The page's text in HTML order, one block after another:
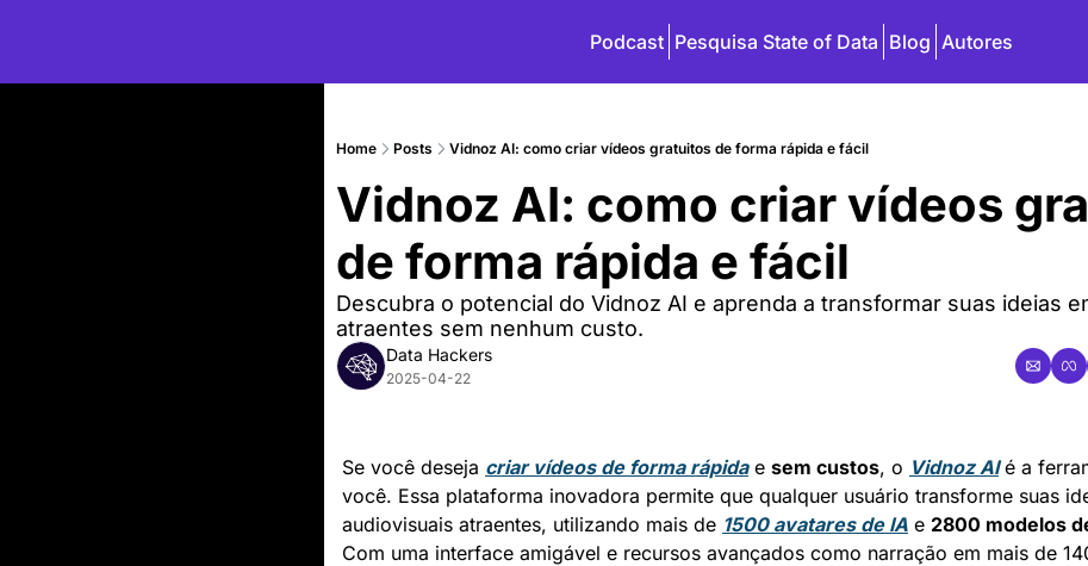
Podcast Pesquisa State of Data Blog Autores
Home Posts Vidnoz AI: como criar vídeos gratuitos de forma rápida e fácil
Vidnoz AI: como criar vídeos
de forma rápida e fácil
Descubra o potencial do Vidnoz AI e aprenda a transformar suas ideias
atraentes sem nenhum custo.
Data Hackers
2025-04-22
Se você deseja criar vídeos de forma rápida e sem custos, o Vidnoz AI é a
você. Essa plataforma inovadora permite que qualquer usuário transforme suas
audiovisuais atraentes, utilizando mais de 1500 avatares de IA e 2800 modelos
Com uma interface amigável e recursos avançados como narração em mais de